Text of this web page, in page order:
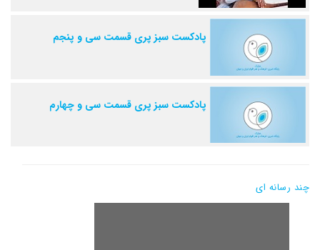
پادکست سبز پری قسمت سی و پنجم
پادکست سبز پری قسمت سی و چهارم
چند رسانه ای